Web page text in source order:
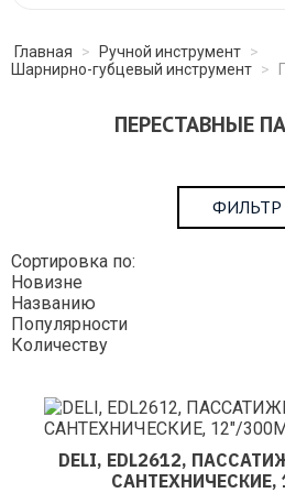
Главная > Ручной инструмент >
Шарнирно-губцевый инструмент >
ПЕРЕСТАВНЫЕ
ФИЛЬТР
Сортировка по:
Новизне
Названию
Популярности
Количеству
DELI, EDL2612,